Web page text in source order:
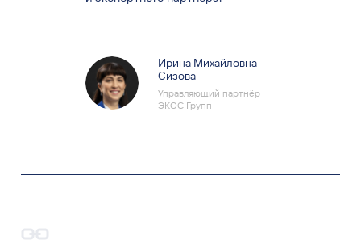
Ирина Михайловна
Сизова
Управляющий партнёр
ЭКОС Групп